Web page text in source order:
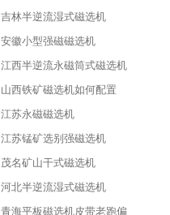
吉林半逆流湿式磁选机
安徽小型强磁磁选机
江西半逆流永磁筒式磁选机
山西铁矿磁选机如何配置
江苏永磁磁选机
江苏锰矿选别强磁选机
茂名矿山干式磁选机
河北半逆流湿式磁选机
青海平板磁选机皮带老跑偏